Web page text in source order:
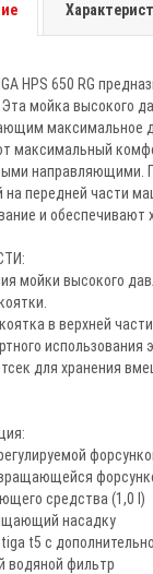
HPS 650 RG
мойка высокого
максимальное
максимальный
направляющими.
на передней части
и обеспечивают
мойки высокого
в верхней
использования
для хранения
средства (1,0 l)
насадку
t5 с
водяной фильтр